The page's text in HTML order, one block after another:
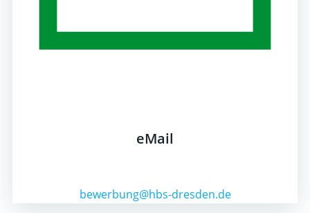
eMail
bewerbung@hbs-dresden.de